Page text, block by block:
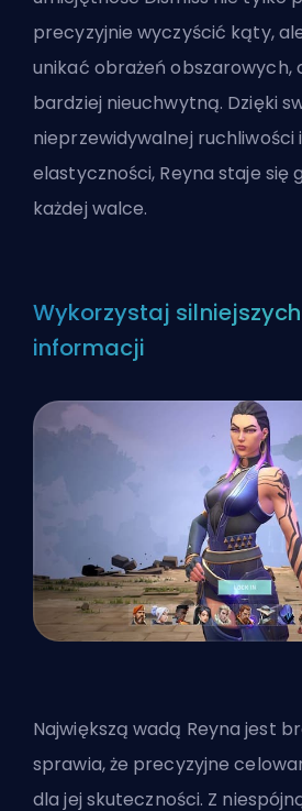
precyzyjnie wyczyścić kąty,
unikać obrażeń obszarowych,
bardziej nieuchwytną. Dzięki
nieprzewidywalnej ruchliwości
elastyczności, Reyna staje się
każdej walce.
Wykorzystaj
informacji
Największą wadą Reyna jest
sprawia, że precyzyjne
dla jej skuteczności. Z